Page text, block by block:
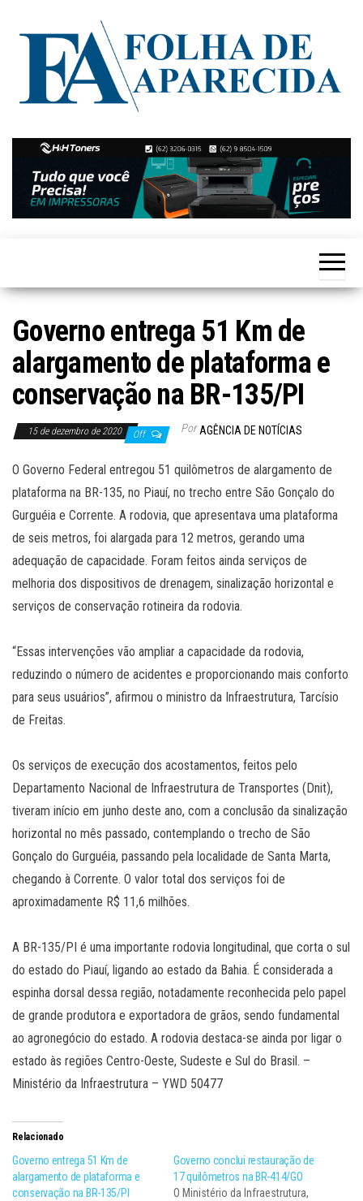
Folha de
Aparecida
Notícias
de
Aparecida
de
Goiânia
Governo entrega 51 Km de
alargamento de plataforma e
conservação na BR-135/PI
15 de dezembro de 2020 Off Por AGÊNCIA DE NOTÍCIAS
O Governo Federal entregou 51 quilômetros de alargamento de
plataforma na BR-135, no Piauí, no trecho entre São Gonçalo do
Gurguéia e Corrente. A rodovia, que apresentava uma plataforma
de seis metros, foi alargada para 12 metros, gerando uma
adequação de capacidade. Foram feitos ainda serviços de
melhoria dos dispositivos de drenagem, sinalização horizontal e
serviços de conservação rotineira da rodovia.
“Essas intervenções vão ampliar a capacidade da rodovia,
reduzindo o número de acidentes e proporcionando mais conforto
para seus usuários”, afirmou o ministro da Infraestrutura, Tarcísio
de Freitas.
Os serviços de execução dos acostamentos, feitos pelo
Departamento Nacional de Infraestrutura de Transportes (Dnit),
tiveram início em junho deste ano, com a conclusão da sinalização
horizontal no mês passado, contemplando o trecho de São
Gonçalo do Gurguéia, passando pela localidade de Santa Marta,
chegando à Corrente. O valor total dos serviços foi de
aproximadamente R$ 11,6 milhões.
A BR-135/PI é uma importante rodovia longitudinal, que corta o sul
do estado do Piauí, ligando ao estado da Bahia. É considerada a
espinha dorsal dessa região, notadamente reconhecida pelo papel
de grande produtora e exportadora de grãos, sendo fundamental
ao agronegócio do estado. A rodovia destaca-se ainda por ligar o
estado às regiões Centro-Oeste, Sudeste e Sul do Brasil. –
Ministério da Infraestrutura – YWD 50477
Relacionado
Governo entrega 51 Km de
alargamento de plataforma e
conservação na BR-135/PI
Governo conclui restauração de
17 quilômetros na BR-414/GO
O Ministério da Infraestrutura,